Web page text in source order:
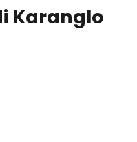
Karanglo